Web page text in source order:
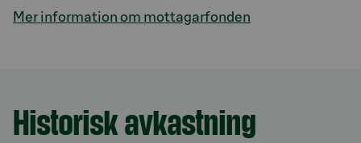
Mer information om mottagarfonden
Avsnitt med titel Historisk avkastning
Historisk avkastning